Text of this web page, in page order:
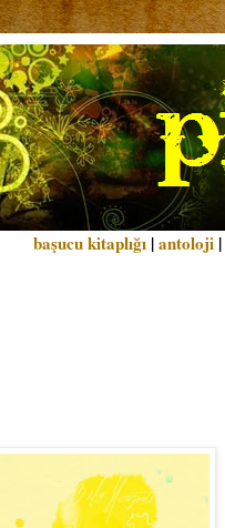
başucu kitaplığı |antoloji |